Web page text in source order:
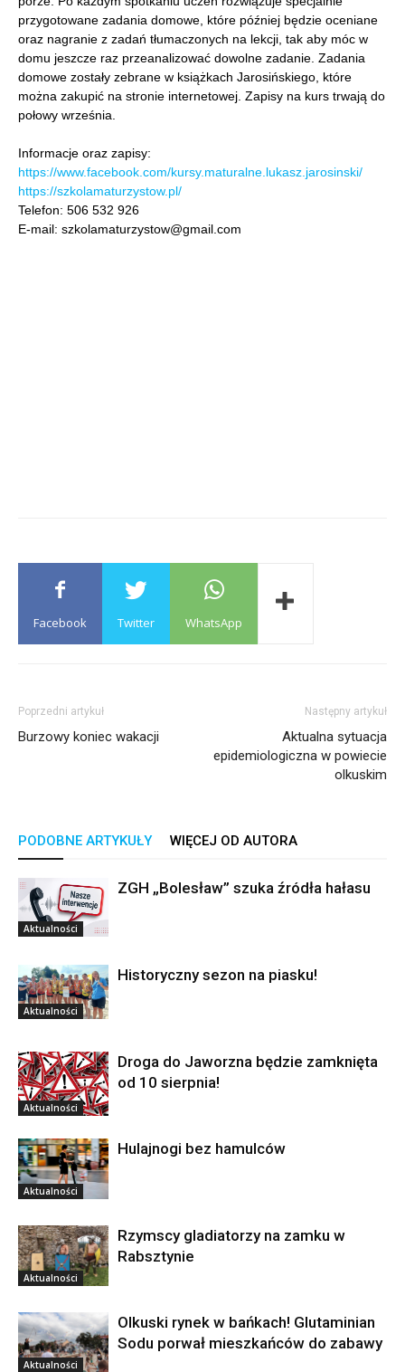
przygotowane zadania domowe, które później będzie oceniane
oraz nagranie z zadań tłumaczonych na lekcji, tak aby móc w
domu jeszcze raz przeanalizować dowolne zadanie. Zadania
domowe zostały zebrane w książkach Jarosińskiego, które
można zakupić na stronie internetowej. Zapisy na kurs trwają do
połowy września.
Informacje oraz zapisy:
https://www.facebook.com/kursy.maturalne.lukasz.jarosinski/
https://szkolamaturzystow.pl/
Telefon: 506 532 926
E-mail: szkolamaturzystow@gmail.com
Facebook Twitter WhatsApp
Poprzedni artykuł
Burzowy koniec wakacji
Następny artykuł
Aktualna sytuacja
epidemiologiczna w powiecie
olkuskim
PODOBNE ARTYKUŁY WIĘCEJ OD AUTORA
Aktualności
ZGH „Bolesław” szuka źródła hałasu
Aktualności
Historyczny sezon na piasku!
Aktualności
Droga do Jaworzna będzie zamknięta
od 10 sierpnia!
Aktualności
Hulajnogi bez hamulców
Aktualności
Rzymscy gladiatorzy na zamku w
Rabsztynie
Aktualności
Olkuski rynek w bańkach! Glutaminian
Sodu porwał mieszkańców do zabawy